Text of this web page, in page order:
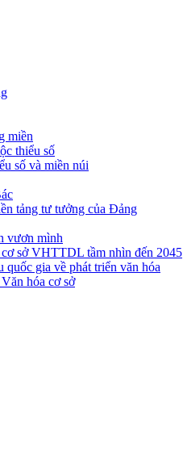
miền
thiểu số
số và miền núi
tảng tư tưởng của Đảng
vươn mình
sở VHTTDL tầm nhìn đến 2045
gia về phát triển văn hóa
hóa cơ sở